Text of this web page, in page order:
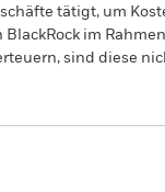
tätigt, um
im
sind diese